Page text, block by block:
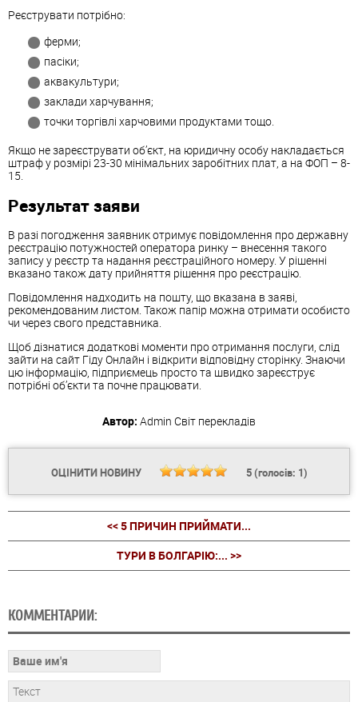
Реєструвати потрібно:
ферми;
пасіки;
аквакультури;
заклади харчування;
точки торгівлі харчовими продуктами тощо.
Якщо не зареєструвати об’єкт, на юридичну особу накладається
штраф у розмірі 23-30 мінімальних заробітних плат, а на ФОП – 8-
15.
Результат заяви
В разі погодження заявник отримує повідомлення про державну
реєстрацію потужностей оператора ринку – внесення такого
запису у реєстр та надання реєстраційного номеру. У рішенні
вказано також дату прийняття рішення про реєстрацію.
Повідомлення надходить на пошту, що вказана в заяві,
рекомендованим листом. Також папір можна отримати особисто
чи через свого представника.
Щоб дізнатися додаткові моменти про отримання послуги, слід
зайти на сайт Гіду Онлайн і відкрити відповідну сторінку. Знаючи
цю інформацію, підприємець просто та швидко зареєструє
потрібні об’єкти та почне працювати.
Автор: Admin Світ перекладів
ОЦІНИТИ НОВИНУ 5(голосів: 1)
<< 5 ПРИЧИН ПРИЙМАТИ...
ТУРИ В БОЛГАРІЮ:... >>
КОММЕНТАРИИ: